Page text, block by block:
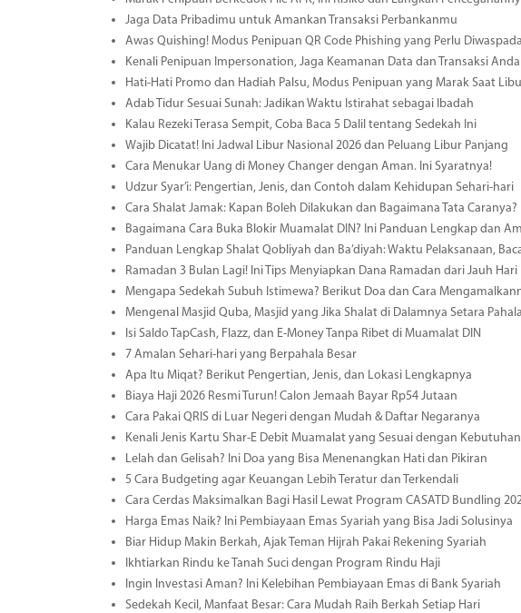
Jaga Data Pribadimu untuk Amankan Transaksi Perbankanmu
Awas Quishing! Modus Penipuan QR Code Phishing yang Perlu
Kenali Penipuan Impersonation, Jaga Keamanan Data dan Transaksi Anda
Hati-Hati Promo dan Hadiah Palsu, Modus Penipuan yang Marak Saat
Adab Tidur Sesuai Sunah: Jadikan Waktu Istirahat sebagai Ibadah
Kalau Rezeki Terasa Sempit, Coba Baca 5 Dalil tentang Sedekah Ini
Wajib Dicatat! Ini Jadwal Libur Nasional 2026 dan Peluang Libur Panjang
Cara Menukar Uang di Money Changer dengan Aman. Ini Syaratnya!
Udzur Syar’i: Pengertian, Jenis, dan Contoh dalam Kehidupan Sehari-hari
Cara Shalat Jamak: Kapan Boleh Dilakukan dan Bagaimana Tata Caranya?
Bagaimana Cara Buka Blokir Muamalat DIN? Ini Panduan Lengkap dan
Panduan Lengkap Shalat Qobliyah dan Ba’diyah: Waktu Pelaksanaan,
Ramadan 3 Bulan Lagi! Ini Tips Menyiapkan Dana Ramadan dari Jauh Hari
Mengapa Sedekah Subuh Istimewa? Berikut Doa dan Cara
Mengenal Masjid Quba, Masjid yang Jika Shalat di Dalamnya Setara
Isi Saldo TapCash, Flazz, dan E-Money Tanpa Ribet di Muamalat DIN
7 Amalan Sehari-hari yang Berpahala Besar
Apa Itu Miqat? Berikut Pengertian, Jenis, dan Lokasi Lengkapnya
Biaya Haji 2026 Resmi Turun! Calon Jemaah Bayar Rp54 Jutaan
Cara Pakai QRIS di Luar Negeri dengan Mudah & Daftar Negaranya
Kenali Jenis Kartu Shar-E Debit Muamalat yang Sesuai dengan
Lelah dan Gelisah? Ini Doa yang Bisa Menenangkan Hati dan Pikiran
5 Cara Budgeting agar Keuangan Lebih Teratur dan Terkendali
Cara Cerdas Maksimalkan Bagi Hasil Lewat Program CASATD Bundling
Harga Emas Naik? Ini Pembiayaan Emas Syariah yang Bisa Jadi Solusinya
Biar Hidup Makin Berkah, Ajak Teman Hijrah Pakai Rekening Syariah
Ikhtiarkan Rindu ke Tanah Suci dengan Program Rindu Haji
Ingin Investasi Aman? Ini Kelebihan Pembiayaan Emas di Bank Syariah
Sedekah Kecil, Manfaat Besar: Cara Mudah Raih Berkah Setiap Hari